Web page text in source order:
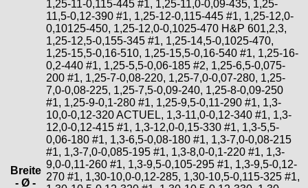
Breite
- Ø -
1,25-11-0,115-445 #1, 1,25-11,0-0,09-435, 1,25-
11,5-0,12-390 #1, 1,25-12-0,115-445 #1, 1,25-12,0-
0,10125-450, 1,25-12,0-0,1025-470 H&P 601,2,3,
1,25-12,5-0,155-345 #1, 1,25-14,5-0,1025-470,
1,25-15,5-0,16-510, 1,25-15,5-0,16-540 #1, 1,25-16-
0,2-440 #1, 1,25-5,5-0,06-185 #2, 1,25-6,5-0,075-
200 #1, 1,25-7-0,08-220, 1,25-7,0-0,07-280, 1,25-
7,0-0,08-225, 1,25-7,5-0,09-240, 1,25-8-0,09-250
#1, 1,25-9-0,1-280 #1, 1,25-9,5-0,11-290 #1, 1,3-
10,0-0,12-320 ACTUEL, 1,3-11,0-0,12-340 #1, 1,3-
12,0-0,12-415 #1, 1,3-12,0-0,15-330 #1, 1,3-5,5-
0,06-180 #1, 1,3-6,5-0,08-180 #1, 1,3-7,0-0,08-215
#1, 1,3-7,0-0,085-195 #1, 1,3-8,0-0,1-220 #1, 1,3-
9,0-0,11-260 #1, 1,3-9,5-0,105-295 #1, 1,3-9,5-0,12-
270 #1, 1,30-10,0-0,12-285, 1,30-10,5-0,115-325 #1,